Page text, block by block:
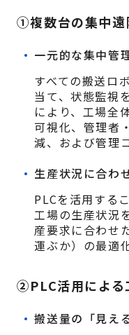
①複数台の集中遠
一元的な集中管
すべての搬送ロ
当て、状態監視
により、工場全
可視化、管理者
減、および管理
生産状況に合わ
PLCを活用する
工場の生産状況
産要求に合わせ
運ぶか）の最適
②PLC活用による
搬送量の「見え